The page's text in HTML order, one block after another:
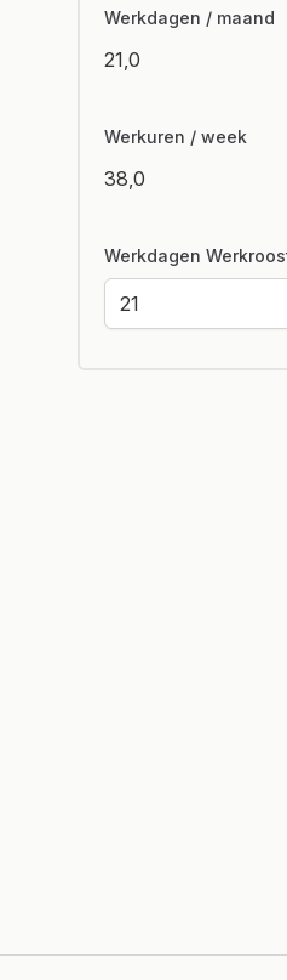
Werkdagen / maand
21,0
Werkuren / week
38,0
Werkdagen